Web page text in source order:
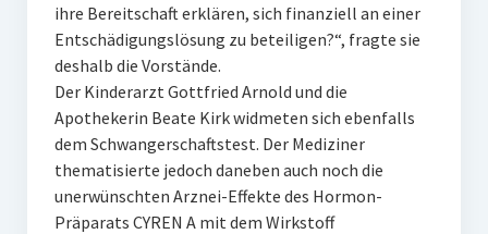
ihre Bereitschaft erklären, sich finanziell an einer
Entschädigungslösung zu beteiligen?“, fragte sie
deshalb die Vorstände.
Der Kinderarzt Gottfried Arnold und die
Apothekerin Beate Kirk widmeten sich ebenfalls
dem Schwangerschaftstest. Der Mediziner
thematisierte jedoch daneben auch noch die
unerwünschten Arznei-Effekte des Hormon-
Präparats CYREN A mit dem Wirkstoff